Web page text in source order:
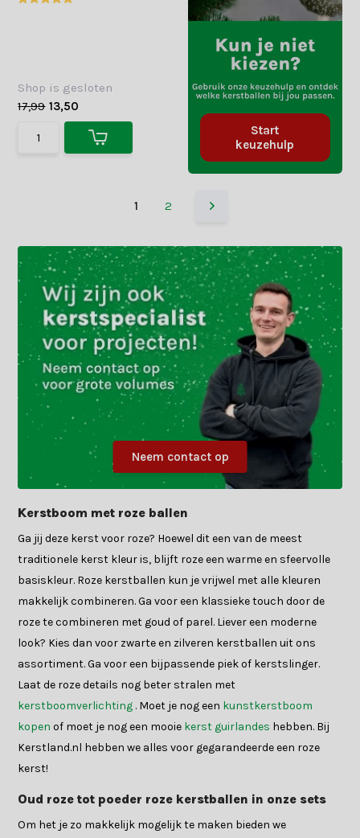
Shop is gesloten
17,99 13,50
Start
keuzehulp
1 2
Neem contact op
Kerstboom met roze ballen
Ga jij deze kerst voor roze? Hoewel dit een van de meest
traditionele kerst kleur is, blijft roze een warme en sfeervolle
basiskleur. Roze kerstballen kun je vrijwel met alle kleuren
makkelijk combineren. Ga voor een klassieke touch door de
roze te combineren met goud of parel. Liever een moderne
look? Kies dan voor zwarte en zilveren kerstballen uit ons
assortiment. Ga voor een bijpassende piek of kerstslinger.
Laat de roze details nog beter stralen met
kerstboomverlichting . Moet je nog een kunstkerstboom
kopen of moet je nog een mooie kerst guirlandes hebben. Bij
Kerstland.nl hebben we alles voor gegarandeerde een roze
kerst!
Oud roze tot poeder roze kerstballen in onze sets
Om het je zo makkelijk mogelijk te maken bieden we